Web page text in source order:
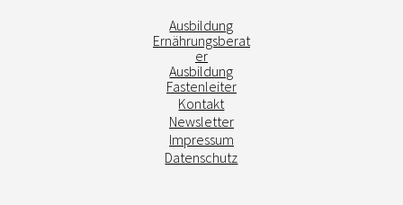
Ausbildung
Ernährungsberat
er
Ausbildung
Fastenleiter
Kontakt
Newsletter
Impressum
Datenschutz